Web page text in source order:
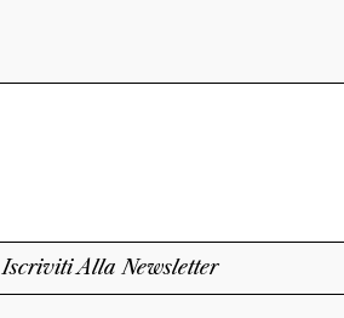
Iscriviti Alla Newsletter